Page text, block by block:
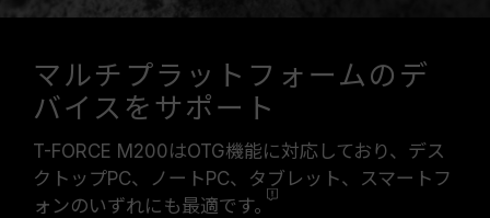
マルチプラットフォームのデ
バイスをサポート
T-FORCE M200はOTG機能に対応しており、デス
クトップPC、ノートPC、タブレット、スマートフ
ォンのいずれにも最適です。